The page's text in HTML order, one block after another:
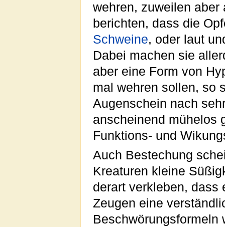
wehren, zuweilen
berichten, dass die
Schweine, oder laut
Dabei machen sie
aber eine Form von
mal wehren sollen, so
Augenschein nach
anscheinend mühelos
Funktions- und
Auch Bestechung
Kreaturen kleine
derart verkleben, dass
Zeugen eine
Beschwörungsformeln